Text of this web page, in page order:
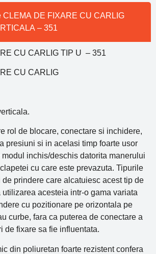
CLEMA DE FIXARE CU CARLIG
– 351
CU CARLIG TIP U – 351
CU CARLIG
rol de blocare, conectare si inchidere,
presiuni si in acelasi timp foarte usor
inchis/deschis datorita manerului
cu care este prevazuta. Tipurile
prindere care alcatuiesc acest tip de
acesteia intr-o gama variata
cu pozitionare pe orizontala pe
curbe, fara ca puterea de conectare a
de fixare sa fie influentata.
din poliuretan foarte rezistent confera